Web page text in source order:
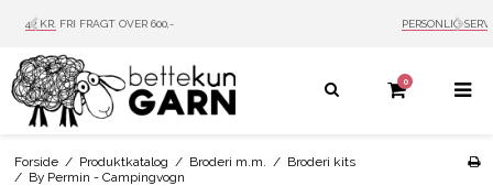
PERSONLIG SERVICE MAIL: INFO@BETTEKUN.DK
0
Forside / Produktkatalog / Broderi m.m. / Broderi kits
/ By Permin - Campingvogn